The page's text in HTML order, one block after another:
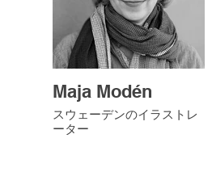
Maja Modén
スウェーデンのイラストレ
ーター